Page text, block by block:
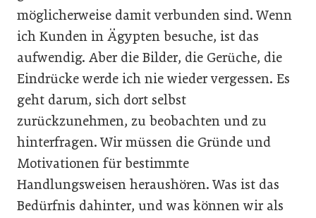
möglicherweise damit verbunden sind. Wenn
ich Kunden in Ägypten besuche, ist das
aufwendig. Aber die Bilder, die Gerüche, die
Eindrücke werde ich nie wieder vergessen. Es
geht darum, sich dort selbst
zurückzunehmen, zu beobachten und zu
hinterfragen. Wir müssen die Gründe und
Motivationen für bestimmte
Handlungsweisen heraushören. Was ist das
Bedürfnis dahinter, und was können wir als